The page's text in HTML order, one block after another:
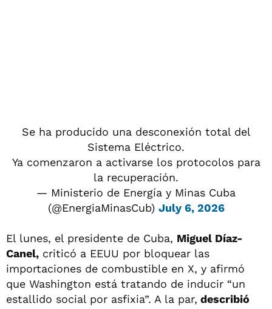
Se ha producido una desconexión total del
Sistema Eléctrico.
Ya comenzaron a activarse los protocolos para
la recuperación.
— Ministerio de Energía y Minas Cuba
(@EnergiaMinasCub) July 6, 2026
El lunes, el presidente de Cuba, Miguel Díaz-
Canel, criticó a EEUU por bloquear las
importaciones de combustible en X, y afirmó
que Washington está tratando de inducir “un
estallido social por asfixia”. A la par, describió